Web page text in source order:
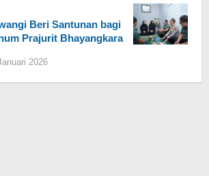
Beri Santunan bagi
Prajurit Bhayangkara
2026